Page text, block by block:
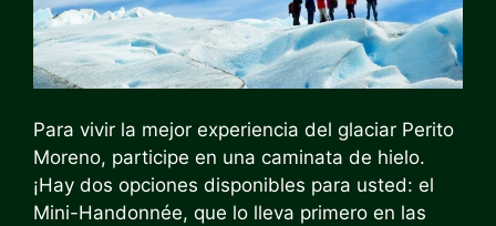
Para vivir la mejor experiencia del glaciar Perito
Moreno, participe en una caminata de hielo.
¡Hay dos opciones disponibles para usted: el
Mini-Handonnée, que lo lleva primero en las